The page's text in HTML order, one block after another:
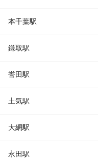
本千葉駅
鎌取駅
誉田駅
土気駅
大網駅
永田駅